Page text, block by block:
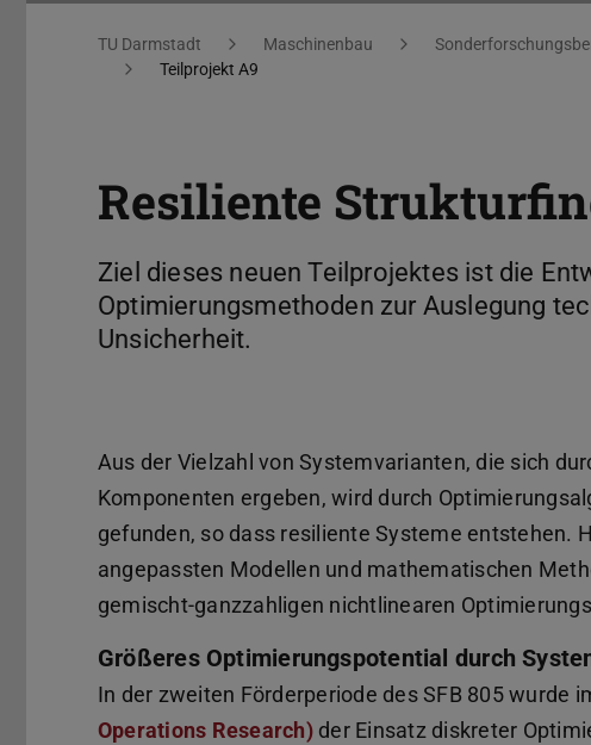
Sie befinden sich hier:
TU Darmstadt Maschinenbau
Teilprojekt A9
Resiliente
Ziel dieses neuen Teilprojektes ist die
Optimierungsmethoden zur Auslegung
Unsicherheit.
Aus der Vielzahl von Systemvarianten, die sich
Komponenten ergeben, wird durch
gefunden, so dass resiliente Systeme entstehen.
angepassten Modellen und mathematischen
gemischt-ganzzahligen nichtlinearen
Größeres Optimierungspotential durch
In der zweiten Förderperiode des SFB 805 wurde
Operations Research) der Einsatz diskreter